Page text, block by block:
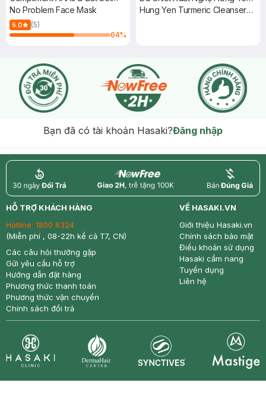
Xanh Sạch Sâu 80ml
No Problem Face Mask
5.0
(5)
64%
3 Món
Hung Yen Turmeric Cleanser
Bạn đã có tài khoản Hasaki?Đăng nhập
return nowfree price
HỖ TRỢ KHÁCH HÀNG
Hotline: 1800 6324
(Miễn phí , 08-22h kể cả T7, CN)
Các câu hỏi thường gặp
Gửi yêu cầu hỗ trợ
Hướng dẫn đặt hàng
Phương thức thanh toán
Phương thức vận chuyển
Chính sách đổi trả
VỀ HASAKI.VN
Giới thiệu Hasaki.vn
Chính sách bảo mật
Điều khoản sử dụng
Hasaki cẩm nang
Tuyển dụng
Liên hệ